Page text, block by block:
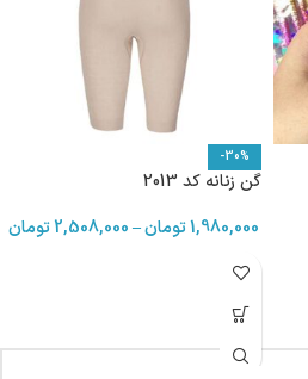
-30%
گن زنانه کد 2013
1,980,000تومان–
2,508,000تومان